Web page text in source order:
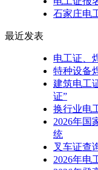
石家庄电
最近发表
电工证、
特种设备
建筑电工
证”
换行业电
2026年国
统
叉车证查
2026年电